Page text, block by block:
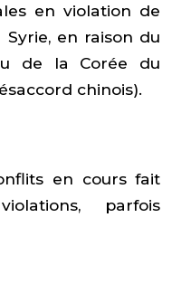
en violation de
en raison du
de la Corée du
chinois).
en cours fait
parfois